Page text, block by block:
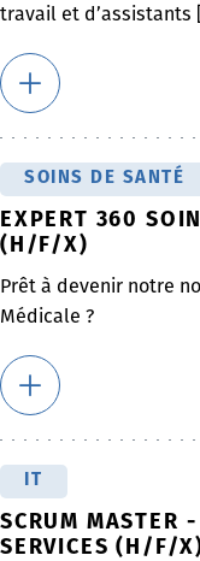
travail et d’assistants
SOINS DE SANTÉ
EXPERT 360
(H/F/X)
Prêt à devenir notre
Médicale ?
SCRUM MASTER
SERVICES (H/F/